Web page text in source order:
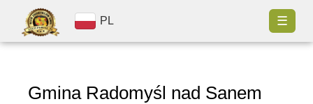
PL ☰
Gmina Radomyśl nad Sanem